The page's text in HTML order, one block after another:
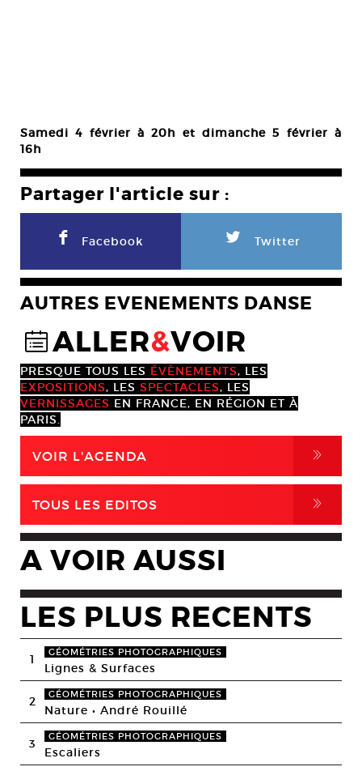
Samedi 4 février à 20h et dimanche 5 février à
16h
Partager l'article sur :
F Facebook L Twitter
AUTRES EVENEMENTS DANSE
@ALLER&VOIR
PRESQUE TOUS LES ÉVÈNEMENTS, LES
EXPOSITIONS, LES SPECTACLES, LES
VERNISSAGES EN FRANCE, EN RÉGION ET À
PARIS.
VOIR L'AGENDA ,
TOUS LES EDITOS ,
A VOIR AUSSI
LES PLUS RECENTS
1 GÉOMÉTRIES PHOTOGRAPHIQUES
Lignes & Surfaces
2 GÉOMÉTRIES PHOTOGRAPHIQUES
Nature • André Rouillé
3 GÉOMÉTRIES PHOTOGRAPHIQUES
Escaliers